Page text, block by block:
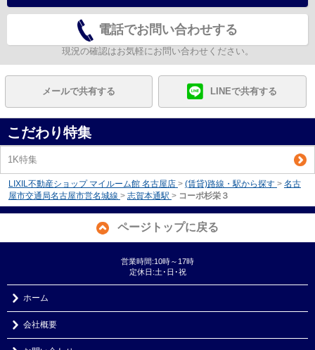
電話でお問い合わせする
現況の確認はお気軽にお問い合わせください。
メールで共有する LINEで共有する
こだわり特集
1K特集
LIXIL不動産ショップ マイルーム館 名古屋店 > (賃貸)路線・駅から探す > 名古
屋市交通局名古屋市営名城線 > 志賀本通駅 > コーポ杉栄３
ページトップに戻る
営業時間:10時～17時
定休日:土･日･祝
ホーム
会社概要